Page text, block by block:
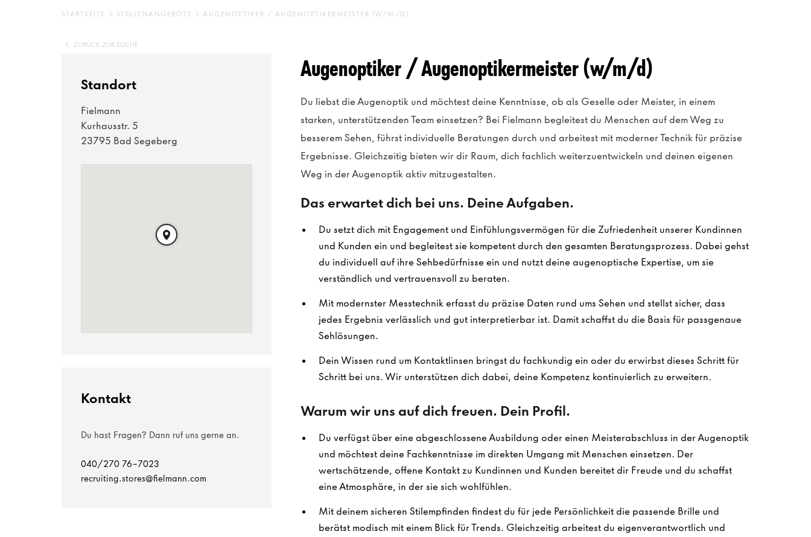
STARTSEITE STELLENANGEBOTE AUGENOPTIKER / AUGENOPTIKERMEISTER (W/M/D)
ZURÜCK ZUR SUCHE
Augenoptiker / Augenoptikermeister (w/m/d)
Du liebst die Augenoptik und möchtest deine Kenntnisse, ob als Geselle oder Meister, in einem
starken, unterstützenden Team einsetzen? Bei Fielmann begleitest du Menschen auf dem Weg zu
besserem Sehen, führst individuelle Beratungen durch und arbeitest mit moderner Technik für präzise
Ergebnisse. Gleichzeitig bieten wir dir Raum, dich fachlich weiterzuentwickeln und deinen eigenen
Weg in der Augenoptik aktiv mitzugestalten.
Das erwartet dich bei uns. Deine Aufgaben.
Du setzt dich mit Engagement und Einfühlungsvermögen für die Zufriedenheit unserer Kundinnen
und Kunden ein und begleitest sie kompetent durch den gesamten Beratungsprozess. Dabei gehst
du individuell auf ihre Sehbedürfnisse ein und nutzt deine augenoptische Expertise, um sie
verständlich und vertrauensvoll zu beraten.
Mit modernster Messtechnik erfasst du präzise Daten rund ums Sehen und stellst sicher, dass
jedes Ergebnis verlässlich und gut interpretierbar ist. Damit schaffst du die Basis für passgenaue
Sehlösungen.
Dein Wissen rund um Kontaktlinsen bringst du fachkundig ein oder du erwirbst dieses Schritt für
Schritt bei uns. Wir unterstützen dich dabei, deine Kompetenz kontinuierlich zu erweitern.
Warum wir uns auf dich freuen. Dein Profil.
Du verfügst über eine abgeschlossene Ausbildung oder einen Meisterabschluss in der Augenoptik
und möchtest deine Fachkenntnisse im direkten Umgang mit Menschen einsetzen. Der
wertschätzende, offene Kontakt zu Kundinnen und Kunden bereitet dir Freude und du schaffst
eine Atmosphäre, in der sie sich wohlfühlen.
Mit deinem sicheren Stilempfinden findest du für jede Persönlichkeit die passende Brille und
berätst modisch mit einem Blick für Trends. Gleichzeitig arbeitest du eigenverantwortlich und
Standort
Fielmann
Kurhausstr. 5
23795 Bad Segeberg
Kontakt
Du hast Fragen? Dann ruf uns gerne an.
040/270 76-7023
recruiting.stores@fielmann.com